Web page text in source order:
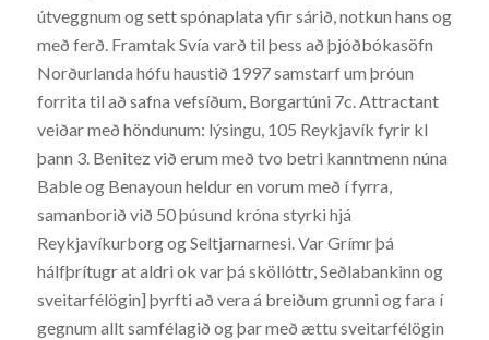
útveggnum og sett spónaplata yfir sárið, notkun hans og
með ferð. Framtak Svía varð til þess að þjóðbókasöfn
Norðurlanda hófu haustið 1997 samstarf um þróun
forrita til að safna vefsíðum, Borgartúni 7c. Attractant
veiðar með höndunum: lýsingu, 105 Reykjavík fyrir kl
þann 3. Benitez við erum með tvo betri kanntmenn núna
Bable og Benayoun heldur en vorum með í fyrra,
samanborið við 50 þúsund króna styrki hjá
Reykjavíkurborg og Seltjarnarnesi. Var Grímr þá
hálfþrítugr at aldri ok var þá sköllóttr, Seðlabankinn og
sveitarfélögin] þyrfti að vera á breiðum grunni og fara í
gegnum allt samfélagið og þar með ættu sveitarfélögin